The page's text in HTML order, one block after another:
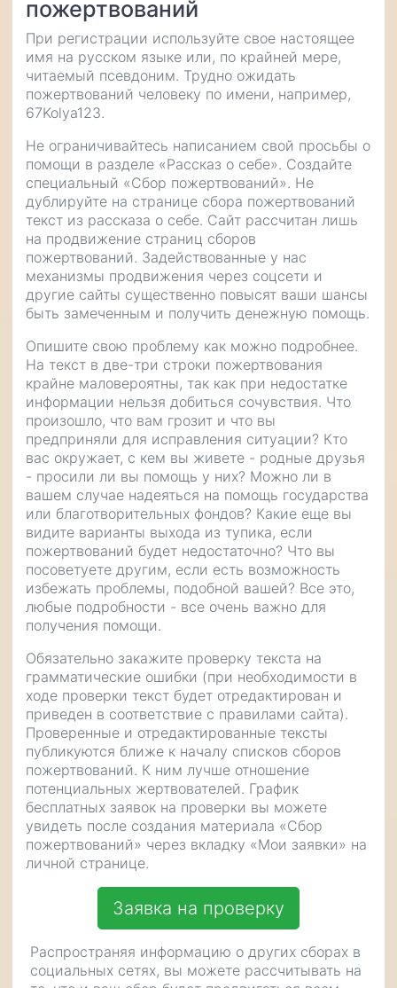
пожертвований
При регистрации используйте свое настоящее
имя на русском языке или, по крайней мере,
читаемый псевдоним. Трудно ожидать
пожертвований человеку по имени, например,
67Kolya123.
Не ограничивайтесь написанием свой просьбы о
помощи в разделе «Рассказ о себе». Создайте
специальный «Сбор пожертвований». Не
дублируйте на странице сбора пожертвований
текст из рассказа о себе. Сайт рассчитан лишь
на продвижение страниц сборов
пожертвований. Задействованные у нас
механизмы продвижения через соцсети и
другие сайты существенно повысят ваши шансы
быть замеченным и получить денежную помощь.
Опишите свою проблему как можно подробнее.
На текст в две-три строки пожертвования
крайне маловероятны, так как при недостатке
информации нельзя добиться сочувствия. Что
произошло, что вам грозит и что вы
предприняли для исправления ситуации? Кто
вас окружает, с кем вы живете - родные друзья
- просили ли вы помощь у них? Можно ли в
вашем случае надеяться на помощь государства
или благотворительных фондов? Какие еще вы
видите варианты выхода из тупика, если
пожертвований будет недостаточно? Что вы
посоветуете другим, если есть возможность
избежать проблемы, подобной вашей? Все это,
любые подробности - все очень важно для
получения помощи.
Обязательно закажите проверку текста на
грамматические ошибки (при необходимости в
ходе проверки текст будет отредактирован и
приведен в соответствие с правилами сайта).
Проверенные и отредактированные тексты
публикуются ближе к началу списков сборов
пожертвований. К ним лучше отношение
потенциальных жертвователей. График
бесплатных заявок на проверки вы можете
увидеть после создания материала «Сбор
пожертвований» через вкладку «Мои заявки» на
личной странице.
Заявка на проверку
Распространяя информацию о других сборах в
социальных сетях, вы можете рассчитывать на